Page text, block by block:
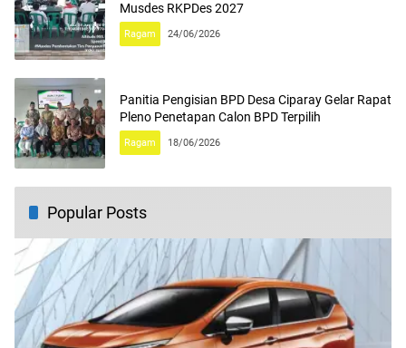
Musdes RKPDes 2027
Ragam 24/06/2026
Panitia Pengisian BPD Desa Ciparay Gelar Rapat
Pleno Penetapan Calon BPD Terpilih
Ragam 18/06/2026
Popular Posts